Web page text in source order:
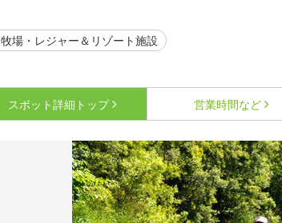
牧場・レジャー＆リゾート施設
スポット詳細 トップ 営業時間など